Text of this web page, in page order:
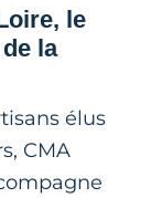
le
la
élus
CMA